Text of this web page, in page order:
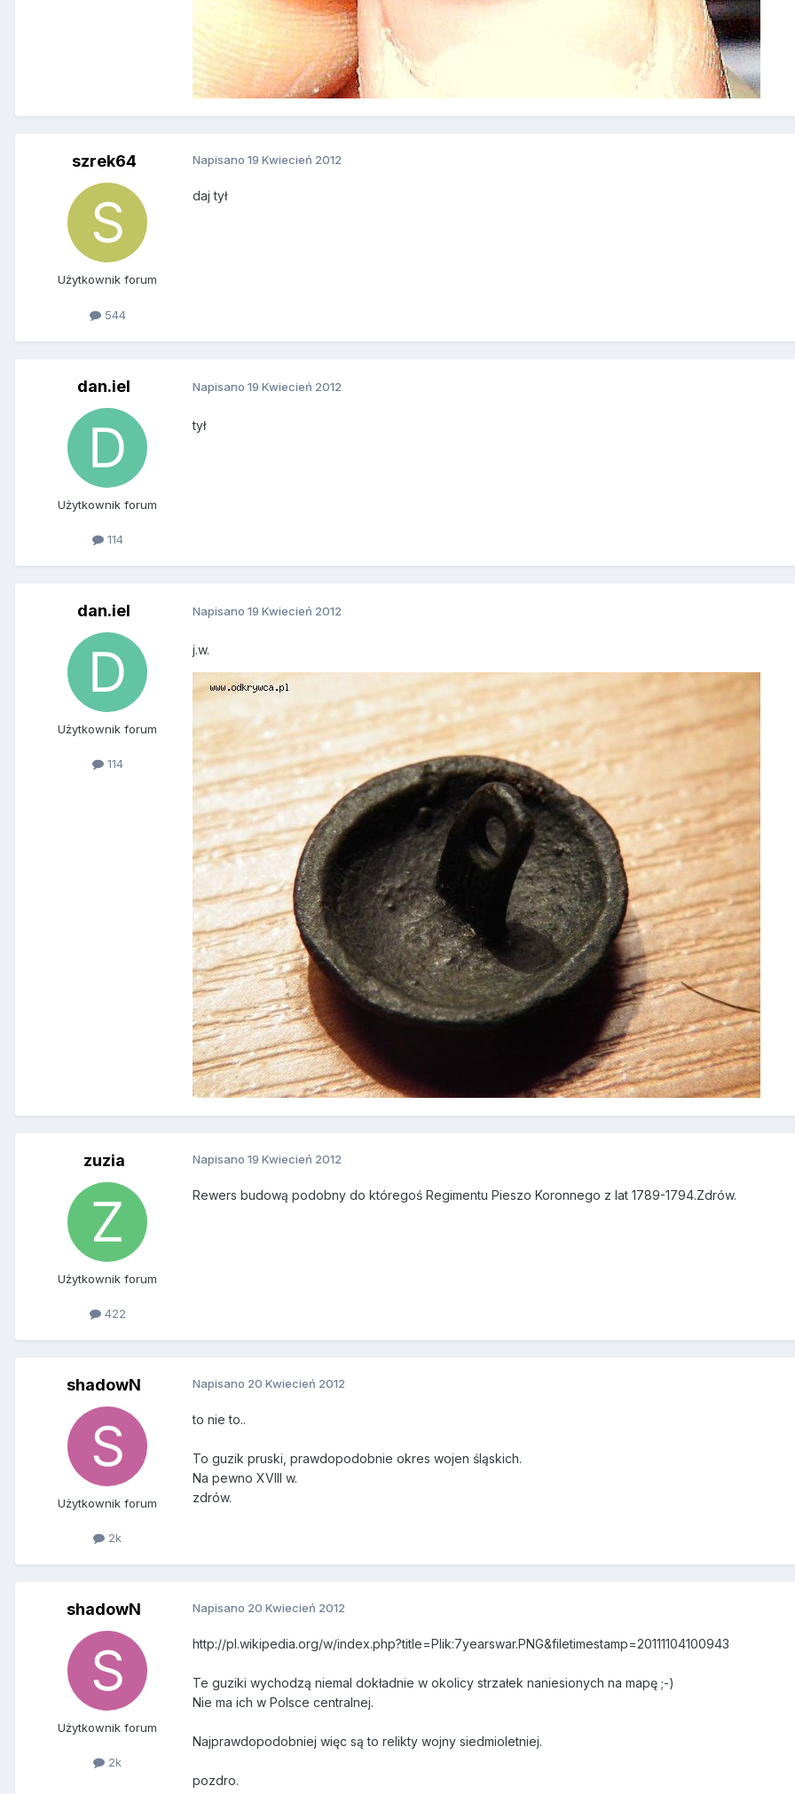
szrek64
Użytkownik forum
544
Napisano 19 Kwiecień 2012
daj tył
dan.iel
Użytkownik forum
114
Napisano 19 Kwiecień 2012
tył
dan.iel
Użytkownik forum
114
Napisano 19 Kwiecień 2012
j.w.
zuzia
Użytkownik forum
422
Napisano 19 Kwiecień 2012
Rewers budową podobny do któregoś Regimentu Pieszo Koronnego z lat 1789-1794.Zdrów.
shadowN
Użytkownik forum
2k
Napisano 20 Kwiecień 2012
to nie to..
To guzik pruski, prawdopodobnie okres wojen śląskich.
Na pewno XVIII w.
zdrów.
shadowN
Użytkownik forum
2k
Napisano 20 Kwiecień 2012
http://pl.wikipedia.org/w/index.php?title=Plik:7yearswar.PNG&filetimestamp=20111104100943
Te guziki wychodzą niemal dokładnie w okolicy strzałek naniesionych na mapę ;-)
Nie ma ich w Polsce centralnej.
Najprawdopodobniej więc są to relikty wojny siedmioletniej.
pozdro.